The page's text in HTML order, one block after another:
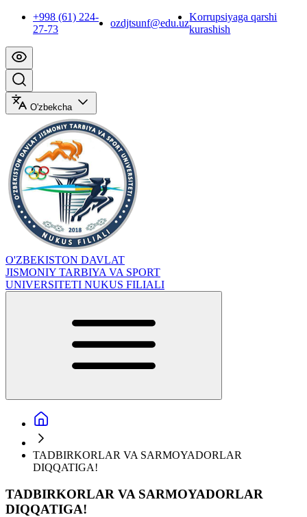
+998 (61) 224-
27-73
ozdjtsunf@edu.uz
Korrupsiyaga qarshi
kurashish
O'zbekcha
O'ZBEKISTON DAVLAT
JISMONIY TARBIYA VA SPORT
UNIVERSITETI NUKUS FILIALI
TADBIRKORLAR VA SARMOYADORLAR
DIQQATIGA!
TADBIRKORLAR VA SARMOYADORLAR
DIQQATIGA!